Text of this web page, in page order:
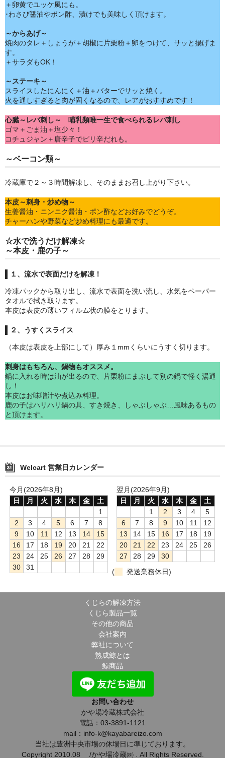
＋卵黄でユッケ風にも。
･わさび醤油やポン酢​、漬けでも美味しく頂けます。
～からあげ～​
焼肉のタレ＋しょうが＋胡椒に片栗粉＋卵をつけて、サッと揚げま
す。
​＋サラダもOK！
～ステーキ～
スライスしたにんにく＋油＋バターでサッと焼く。
​火を通しすぎると肉が固くなるので、レアが​おすすめです！
心臓～レバ刺し～​ 哺乳類唯一生で食べられるレバ刺し
ゴマ＋ごま油＋塩少々！​
コチュジャン＋唐辛子で​ピリ辛だれも。​
～ベーコン類～
冷蔵庫で２～３時間解凍し、​そのままお召し上がり下さい。​
本皮～刺身・炒め物～
生姜醤油・ニンニク醤油・ポン酢などお好みでどうぞ。​
チャーハンや野菜など​炒め料理にも最適です。
☆水で洗うだけ解凍☆
～本皮・鹿の子～
１、流水で表面だけを解凍！​
冷凍パックから取り出し、流水で表面を洗い流し、水気をペーパー
タオルで拭き取ります。​
本皮は表皮の薄いフィルム状の膜をとります。​
２、うすくスライス​
（本皮は表皮を上部にして）厚み１mmくらいにうすく切ります。​
刺身はもちろん、鍋物もオススメ。​
鍋に入れる時は油が出るので、片栗粉にまぶして​別の鍋で軽く湯通
し！​
​本皮はお味噌汁や煮込み料理。
​鹿の子はハリハリ鍋の具、すき焼き、しゃぶしゃぶ…風味あるもの
と頂けます。​
Welcart 営業日カレンダー
今月(2026年8月)
日
月 火 水 木 金
土
1
2
3 4 5 6 7
8
9
10 11 12 13 14
15
16
17 18 19 20 21
22
23
24 25 26 27 28
29
30
31
翌月(2026年9月)
日
月 火 水 木 金
土
1
2 3 4
5
6
7 8 9 10 11
12
13
14 15 16 17 18
19
20
21 22 23 24 25
26
27
28 29
30
(
発送業務休日)
くじらの解凍方法
くじら製品一覧
その他の商品
会社案内
弊社について
熟成鯨とは
鯨商品
お問い合わせ
かや場冷蔵株式会社
電話：03-3891-1121
mail：info-k@kayabareizo.com
当社は豊洲中央市場の休場日に準じております。
Copyright 2010.08 /かや場冷蔵㈱ . All Rights Reserved.